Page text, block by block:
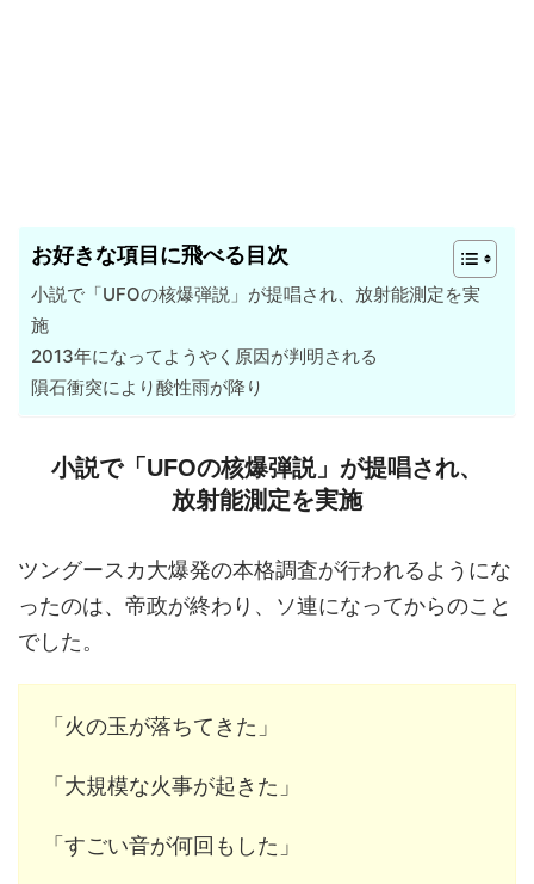
お好きな項目に飛べる目次
小説で「UFOの核爆弾説」が提唱され、放射能測定を実
施
2013年になってようやく原因が判明される
隕石衝突により酸性雨が降り
小説で「UFOの核爆弾説」が提唱され、
放射能測定を実施
ツングースカ大爆発の本格調査が行われるようにな
ったのは、帝政が終わり、ソ連になってからのこと
でした。
「火の玉が落ちてきた」
「大規模な火事が起きた」
「すごい音が何回もした」